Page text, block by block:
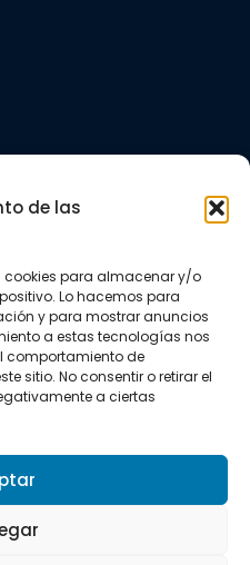
de las
para almacenar y/o
Lo hacemos para
y para mostrar anuncios
a estas tecnologías nos
comportamiento de
sitio. No consentir o retirar el
a ciertas
de privacidad
cookies